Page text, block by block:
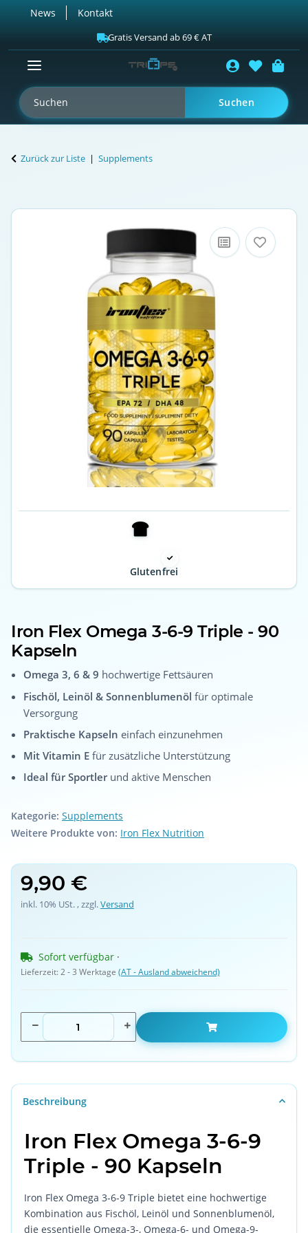
News Kontakt
Gratis Versand ab 69 € AT
Suchen
Zurück zur Liste Supplements
Glutenfrei
Iron Flex Omega 3-6-9 Triple - 90
Kapseln
Omega 3, 6 & 9 hochwertige Fettsäuren
Fischöl, Leinöl & Sonnenblumenöl für optimale
Versorgung
Praktische Kapseln einfach einzunehmen
Mit Vitamin E für zusätzliche Unterstützung
Ideal für Sportlerund aktive Menschen
Kategorie: Supplements
Weitere Produkte von: Iron Flex Nutrition
9,90 €
inkl. 10% USt. , zzgl.Versand
Sofort verfügbar ·
Lieferzeit:2 - 3 Werktage (AT - Ausland abweichend)
Beschreibung
Iron Flex Omega 3-6-9
Triple - 90 Kapseln
Iron Flex Omega 3-6-9 Triple bietet eine hochwertige
Kombination aus Fischöl, Leinöl und Sonnenblumenöl,
die essentielle Omega-3-, Omega-6- und Omega-9-